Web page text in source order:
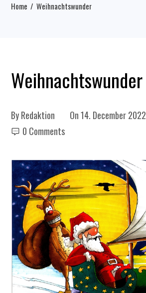
Home Weihnachtswunder
Weihnachtswunder
ByRedaktion On14. December 2022
0 Comments